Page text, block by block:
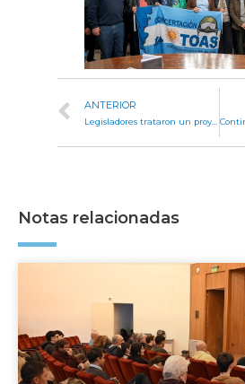
ANTERIOR
Legisladores trataron un proyecto para crear el Área Natural Protegida “Monumento Natural Laguna de Pocho”
Notas relacionadas